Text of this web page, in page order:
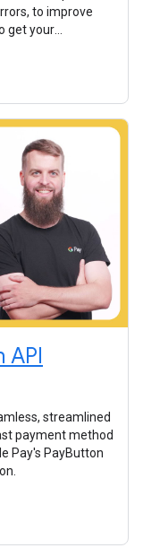
to improve
get your
API
streamlined
payment method
Pay's PayButton